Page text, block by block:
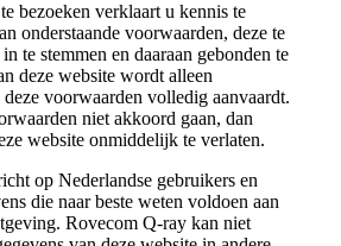
bezoeken verklaart u kennis te
onderstaande voorwaarden, deze te
te stemmen en daaraan gebonden te
deze website wordt alleen
deze voorwaarden volledig aanvaardt.
niet akkoord gaan, dan
website onmiddelijk te verlaten.
op Nederlandse gebruikers en
die naar beste weten voldoen aan
Rovecom Q-ray kan niet